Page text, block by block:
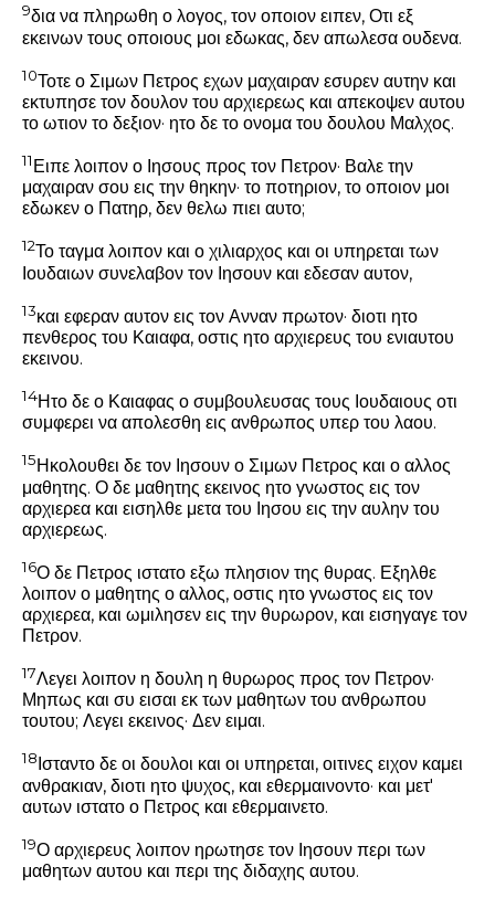
9δια να πληρωθη ο λογος, τον οποιον ειπεν, Οτι εξ
εκεινων τους οποιους μοι εδωκας, δεν απωλεσα ουδενα.
10Τοτε ο Σιμων Πετρος εχων μαχαιραν εσυρεν αυτην και
εκτυπησε τον δουλον του αρχιερεως και απεκοψεν αυτου
το ωτιον το δεξιον· ητο δε το ονομα του δουλου Μαλχος.
11 Ειπε λοιπον ο Ιησους προς τον Πετρον· Βαλε την
μαχαιραν σου εις την θηκην· το ποτηριον, το οποιον μοι
εδωκεν ο Πατηρ, δεν θελω πιει αυτο;
12Το ταγμα λοιπον και ο χιλιαρχος και οι υπηρεται των
Ιουδαιων συνελαβον τον Ιησουν και εδεσαν αυτον,
13και εφεραν αυτον εις τον Ανναν πρωτον· διοτι ητο
πενθερος του Καιαφα, οστις ητο αρχιερευς του ενιαυτου
εκεινου.
14Ητο δε ο Καιαφας ο συμβουλευσας τους Ιουδαιους οτι
συμφερει να απολεσθη εις ανθρωπος υπερ του λαου.
15Ηκολουθει δε τον Ιησουν ο Σιμων Πετρος και ο αλλος
μαθητης. Ο δε μαθητης εκεινος ητο γνωστος εις τον
αρχιερεα και εισηλθε μετα του Ιησου εις την αυλην του
αρχιερεως.
16Ο δε Πετρος ιστατο εξω πλησιον της θυρας. Εξηλθε
λοιπον ο μαθητης ο αλλος, οστις ητο γνωστος εις τον
αρχιερεα, και ωμιλησεν εις την θυρωρον, και εισηγαγε τον
Πετρον.
17Λεγει λοιπον η δουλη η θυρωρος προς τον Πετρον·
Μηπως και συ εισαι εκ των μαθητων του ανθρωπου
τουτου; Λεγει εκεινος· Δεν ειμαι.
18 Ισταντο δε οι δουλοι και οι υπηρεται, οιτινες ειχον καμει
ανθρακιαν, διοτι ητο ψυχος, και εθερμαινοντο· και μετ'
αυτων ιστατο ο Πετρος και εθερμαινετο.
19Ο αρχιερευς λοιπον ηρωτησε τον Ιησουν περι των
μαθητων αυτου και περι της διδαχης αυτου.